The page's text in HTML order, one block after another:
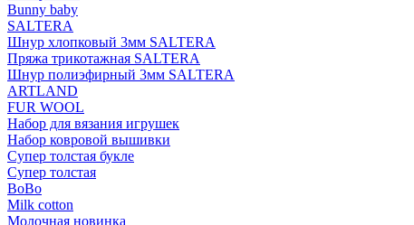
Bunny baby
SALTERA
Шнур хлопковый 3мм SALTERA
Пряжа трикотажная SALTERA
Шнур полиэфирный 3мм SALTERA
ARTLAND
FUR WOOL
Набор для вязания игрушек
Набор ковровой вышивки
Супер толстая букле
Супер толстая
BoBo
Milk cotton
Молочная новинка